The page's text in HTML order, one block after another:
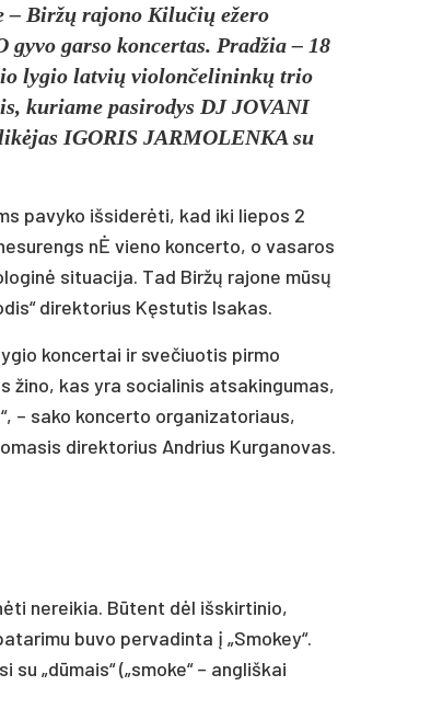
– Biržų rajono Kilučių ežero
garso koncertas. Pradžia – 18
lygio latvių violončelininkų trio
kuriame pasirodys DJ JOVANI
IGORIS JARMOLENKA su
pavyko išsiderėti, kad iki liepos 2
nĖ vieno koncerto, o vasaros
situacija. Tad Biržų rajone mūsų
direktorius Kęstutis Isakas.
koncertai ir svečiuotis pirmo
žino, kas yra socialinis atsakingumas,
– sako koncerto organizatoriaus,
direktorius Andrius Kurganovas.
nereikia. Būtent dėl išskirtinio,
buvo pervadinta į „Smokey“.
„dūmais“ („smoke“ – angliškai